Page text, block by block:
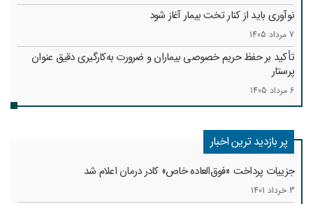
نوآوری باید از کنار تخت بیمار آغاز شود
7 مرداد 1405
تأکید بر حفظ حریم خصوصی بیماران و ضرورت به‌کارگیری دقیق عنوان
پرستار
6 مرداد 1405
پر بازدید ترین اخبار
جزییات پرداخت «فوق‌العاده خاص» کادر درمان اعلام شد
3 خرداد 1401